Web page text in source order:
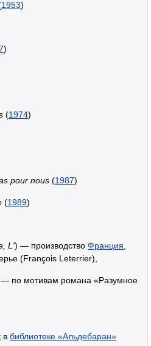
1953)
)
(1974)
pour nous (1987)
(1989)
L') — производство Франция
(François Leterrier),
— по мотивам романа «Разумное
в библиотеке «Альдебаран»